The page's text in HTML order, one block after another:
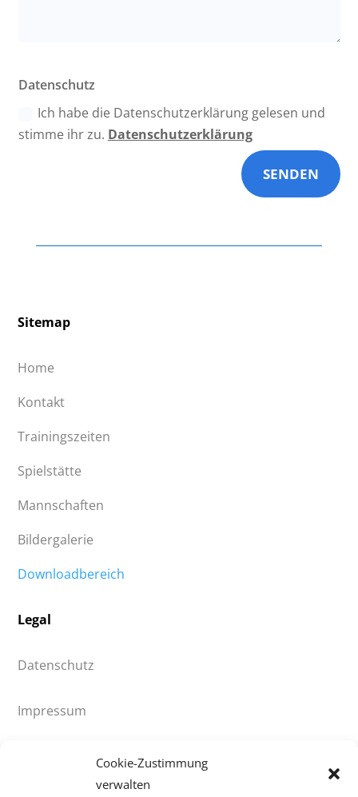
Cookie-Zustimmung
verwalten
Datenschutz
Ich habe die Datenschutzerklärung gelesen und
stimme ihr zu. Datenschutzerklärung
SENDEN
Sitemap
Home
Kontakt
Trainingszeiten
Spielstätte
Mannschaften
Bildergalerie
Downloadbereich
Legal
Datenschutz
Impressum
© 2021 HV90 Klingenthal e.V.